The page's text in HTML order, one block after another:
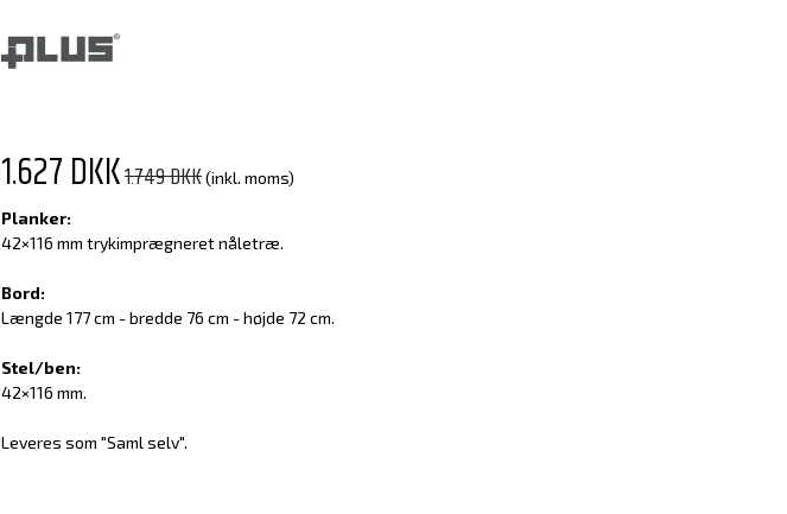
1.627 DKK1.749 DKK(inkl. moms)
Planker:
42×116 mm trykimprægneret nåletræ.
Bord:
Længde 177 cm - bredde 76 cm - højde 72 cm.
Stel/ben:
42×116 mm.
Leveres som "Saml selv".